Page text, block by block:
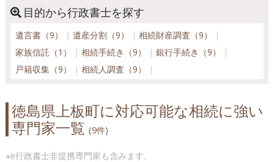
美馬市（17）
三好市（12）
牟岐町（8）
目的から行政書士を探す
遺言書（9） 遺産分割（9）
相続財産調査（9）
家族信託（1）
相続手続き（9）
銀行手続き（9）
戸籍収集（9）
相続人調査（9）
徳島県上板町に対応可能な相続に強い
専門家一覧 (9件)
※e行政書士非提携専門家も含みます。